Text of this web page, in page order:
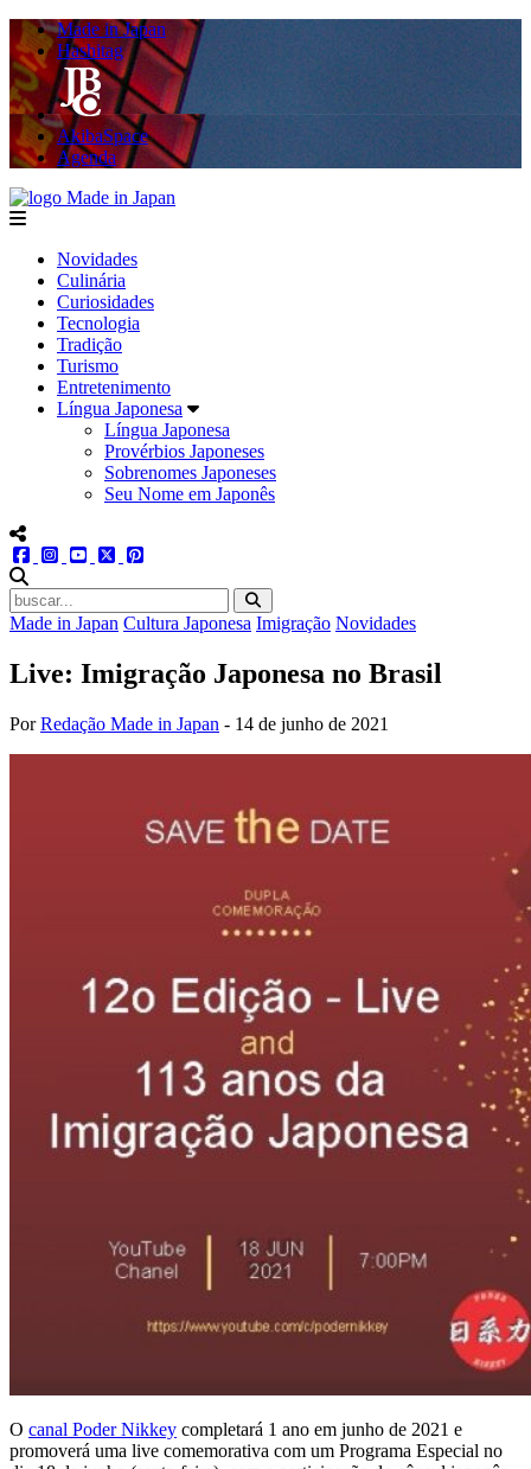
Made in Japan
Hashitag
AkibaSpace
Agenda
menu
Novidades
Culinária
Curiosidades
Tecnologia
Tradição
Turismo
Entretenimento
Língua Japonesa
Língua Japonesa
Provérbios Japoneses
Sobrenomes Japoneses
Seu Nome em Japonês
menu redes social
facebookinstagram
youtube
twitter
Made in Japan Cultura Japonesa Imigração Novidades
Live: Imigração Japonesa no Brasil
PorRedação Made in Japan - 14 de junho de 2021
O canal Poder Nikkey completará 1 ano em junho de 2021 e
promoverá uma live comemorativa com um Programa Especial no